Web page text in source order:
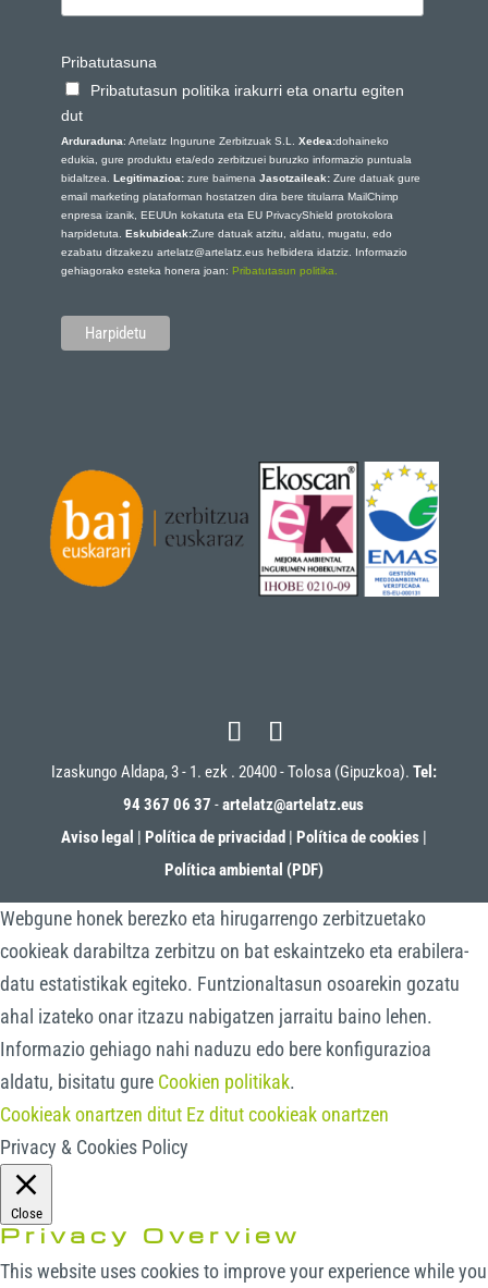
Pribatutasuna
Pribatutasun politika irakurri eta onartu egiten
dut
Arduraduna: Artelatz Ingurune Zerbitzuak S.L. Xedea:dohaineko
edukia, gure produktu eta/edo zerbitzuei buruzko informazio puntuala
bidaltzea. Legitimazioa:zure baimena Jasotzaileak: Zure datuak gure
email marketing plataforman hostatzen dira bere titularra MailChimp
enpresa izanik, EEUUn kokatuta eta EU PrivacyShield protokolora
harpidetuta. Eskubideak:Zure datuak atzitu, aldatu, mugatu, edo
ezabatu ditzakezu artelatz@artelatz.eus helbidera idatziz. Informazio
gehiagorako esteka honera joan: Pribatutasun politika.
Izaskungo Aldapa, 3 - 1. ezk . 20400 - Tolosa (Gipuzkoa). Tel:
94 367 06 37 -artelatz@artelatz.eus
Aviso legal | Política de privacidad | Política de cookies|
Política ambiental (PDF)
Webgune honek berezko eta hirugarrengo zerbitzuetako
cookieak darabiltza zerbitzu on bat eskaintzeko eta erabilera-
datu estatistikak egiteko. Funtzionaltasun osoarekin gozatu
ahal izateko onar itzazu nabigatzen jarraitu baino lehen.
Informazio gehiago nahi naduzu edo bere konfigurazioa
aldatu, bisitatu gure Cookien politikak.
Cookieak onartzen ditut Ez ditut cookieak onartzen
Privacy & Cookies Policy
Close
Privacy Overview
This website uses cookies to improve your experience while you